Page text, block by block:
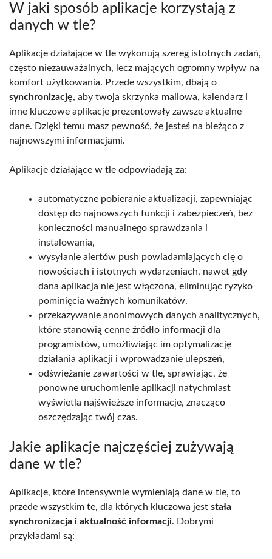
W jaki sposób aplikacje korzystają z
danych w tle?
Aplikacje działające w tle wykonują szereg istotnych zadań,
często niezauważalnych, lecz mających ogromny wpływ na
komfort użytkowania. Przede wszystkim, dbają o
synchronizację, aby twoja skrzynka mailowa, kalendarz i
inne kluczowe aplikacje prezentowały zawsze aktualne
dane. Dzięki temu masz pewność, że jesteś na bieżąco z
najnowszymi informacjami.
Aplikacje działające w tle odpowiadają za:
automatyczne pobieranie aktualizacji, zapewniając
dostęp do najnowszych funkcji i zabezpieczeń, bez
konieczności manualnego sprawdzania i
instalowania,
wysyłanie alertów push powiadamiających cię o
nowościach i istotnych wydarzeniach, nawet gdy
dana aplikacja nie jest włączona, eliminując ryzyko
pominięcia ważnych komunikatów,
przekazywanie anonimowych danych analitycznych,
które stanowią cenne źródło informacji dla
programistów, umożliwiając im optymalizację
działania aplikacji i wprowadzanie ulepszeń,
odświeżanie zawartości w tle, sprawiając, że
ponowne uruchomienie aplikacji natychmiast
wyświetla najświeższe informacje, znacząco
oszczędzając twój czas.
Jakie aplikacje najczęściej zużywają
dane w tle?
Aplikacje, które intensywnie wymieniają dane w tle, to
przede wszystkim te, dla których kluczowa jest stała
synchronizacja i aktualność informacji. Dobrymi
przykładami są: